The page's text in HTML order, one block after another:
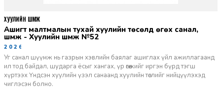
Ашигт малтмалын тухай хуулийн төсөлд өгөх санал,
шүүмж - Хуулийн шүүмж №52
2026-06-29
Уг санал шүүмж нь газрын хэвлийн баялаг ашиглах үйл ажиллагаанд
ил тод байдал, шударга ёсыг хангах, үр өгөөжийг иргэн бүрд тэгш
хүртээх Үндсэн хуулийн үзэл санаанд хуулийн төслийг нийцүүлэхэд
чиглэсэн болно.
ХУУЛИЙН ШҮҮМЖ